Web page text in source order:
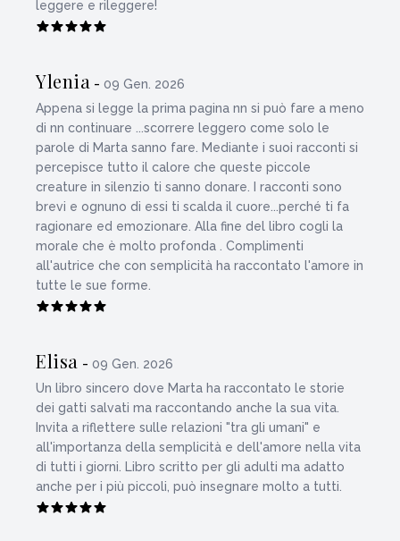
leggere e rileggere!
Ylenia - 09 Gen. 2026
Appena si legge la prima pagina nn si può fare a meno
di nn continuare ...scorrere leggero come solo le
parole di Marta sanno fare. Mediante i suoi racconti si
percepisce tutto il calore che queste piccole
creature in silenzio ti sanno donare. I racconti sono
brevi e ognuno di essi ti scalda il cuore...perché ti fa
ragionare ed emozionare. Alla fine del libro cogli la
morale che è molto profonda . Complimenti
all'autrice che con semplicità ha raccontato l'amore in
tutte le sue forme.
Elisa - 09 Gen. 2026
Un libro sincero dove Marta ha raccontato le storie
dei gatti salvati ma raccontando anche la sua vita.
Invita a riflettere sulle relazioni "tra gli umani" e
all'importanza della semplicità e dell'amore nella vita
di tutti i giorni. Libro scritto per gli adulti ma adatto
anche per i più piccoli, può insegnare molto a tutti.